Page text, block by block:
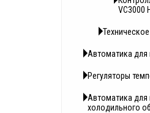
VC3000
Техническое
Автоматика для
Регуляторы
Автоматика
холодильного